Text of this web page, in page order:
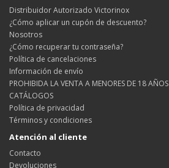
Distribuidor Autorizado Victorinox
¿Cómo aplicar un cupón de descuento?
Nosotros
¿Cómo recuperar tu contraseña?
Política de cancelaciones
Información de envío
PROHIBIDA LA VENTA A MENORES DE 18 AÑOS
CATÁLOGOS
Política de privacidad
Términos y condiciones
Atención al cliente
Contacto
Devoluciones